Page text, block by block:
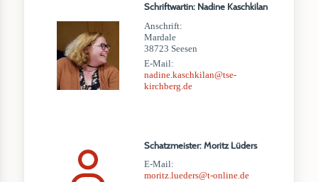
Schriftwartin: Nadine Kaschkilan
Anschrift:
Mardale
38723 Seesen
E-Mail:
nadine.kaschkilan@tse-
kirchberg.de
Schatzmeister: Moritz Lüders
E-Mail:
moritz.lueders@t-online.de